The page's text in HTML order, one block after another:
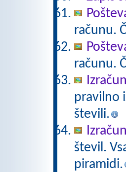
računu.
računu.
pravilno
števili.
števil.
piramidi.